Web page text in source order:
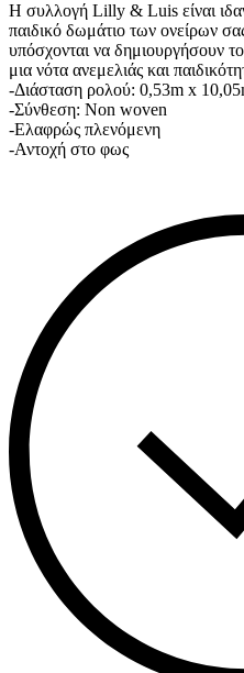
Η συλλογή Lilly & Luis είναι
παιδικό δωμάτιο των ονείρων
υπόσχονται να δημιουργήσουν
μια νότα ανεμελιάς και
-Διάσταση ρολού: 0,53m x
-Σύνθεση: Non woven
-Ελαφρώς πλενόμενη
-Αντοχή στο φως